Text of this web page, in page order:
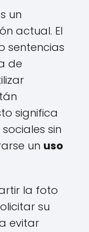
un
actual. El
sentencias
de
significa
sin
un uso
la foto
su
evitar